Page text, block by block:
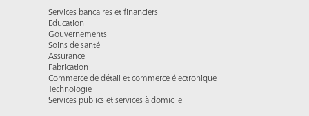
Services bancaires et financiers
Éducation
Gouvernements
Soins de santé
Assurance
Fabrication
Commerce de détail et commerce électronique
Technologie
Services publics et services à domicile